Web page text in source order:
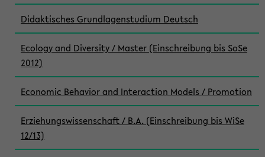
Didaktisches Grundlagenstudium Deutsch
Ecology and Diversity / Master (Einschreibung bis SoSe
2012)
Economic Behavior and Interaction Models / Promotion
Erziehungswissenschaft / B.A. (Einschreibung bis WiSe
12/13)